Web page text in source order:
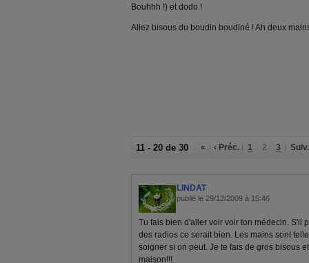
Bouhhh !) et dodo !
Allez bisous du boudin boudiné ! Ah deux
11 - 20 de 30 « ‹ Préc. 1 2 3 Suiv.
LINDAT
publié le 29/12/2009 à 15:46
Tu fais bien d'aller voir voir ton médecin. S'il
des radios ce serait bien. Les mains sont
soigner si on peut. Je te fais de gros bisous
maison!!!